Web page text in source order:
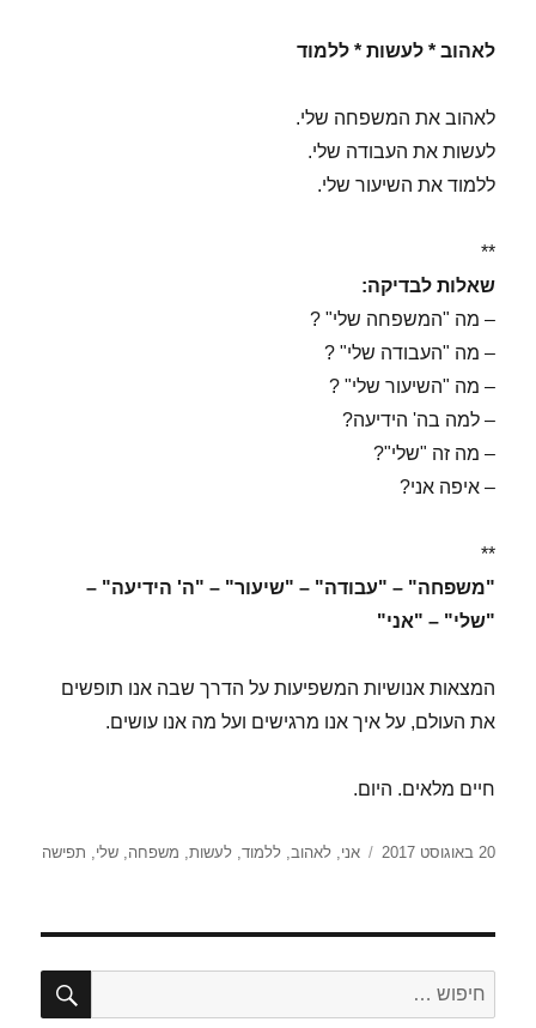
לאהוב * לעשות * ללמוד
לאהוב את המשפחה שלי.
לעשות את העבודה שלי.
ללמוד את השיעור שלי.
**
שאלות לבדיקה:
– מה "המשפחה שלי" ?
– מה "העבודה שלי" ?
– מה "השיעור שלי" ?
– למה בה' הידיעה?
– מה זה "שלי"?
– איפה אני?
**
"משפחה" – "עבודה" – "שיעור" – "ה' הידיעה" –
"שלי" – "אני"
המצאות אנושיות המשפיעות על הדרך שבה אנו תופשים
את העולם, על איך אנו מרגישים ועל מה אנו עושים.
חיים מלאים. היום.
פורסם
20 באוגוסט 2017 תגיות
אני,לאהוב,ללמוד,לעשות, משפחה,שלי, תפישה
חפש: